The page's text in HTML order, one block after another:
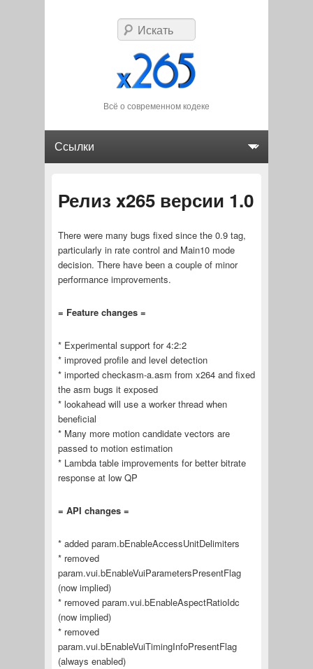
Всё о современном кодеке
Искать
Релиз x265 версии 1.0
There were many bugs fixed since the 0.9 tag,
particularly in rate control and Main10 mode
decision. There have been a couple of minor
performance improvements.
= Feature changes =
* Experimental support for 4:2:2
* improved profile and level detection
* imported checkasm-a.asm from x264 and fixed
the asm bugs it exposed
* lookahead will use a worker thread when
beneficial
* Many more motion candidate vectors are
passed to motion estimation
* Lambda table improvements for better bitrate
response at low QP
= API changes =
* added param.bEnableAccessUnitDelimiters
* removed
param.vui.bEnableVuiParametersPresentFlag
(now implied)
* removed param.vui.bEnableAspectRatioIdc
(now implied)
* removed
param.vui.bEnableVuiTimingInfoPresentFlag
(always enabled)